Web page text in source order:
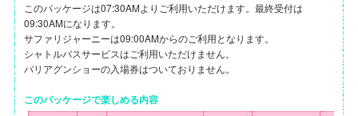
このパッケージは07:30AMよりご利用いただけます。最終受付は
09:30AMになります。
サファリジャーニーは09:00AMからのご利用となります。
シャトルバスサービスはご利用いただけません。
バリアグンショーの入場券はついておりません。
このパッケージで楽しめる内容